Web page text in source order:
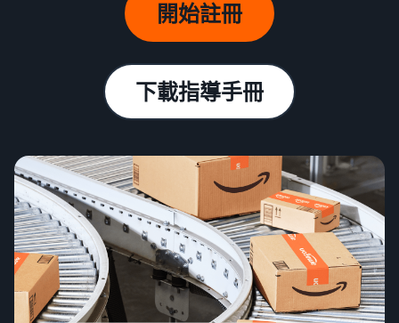
開始註冊
下載指導手冊